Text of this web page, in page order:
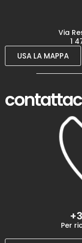
Via
1
USA LA MAPPA
Per